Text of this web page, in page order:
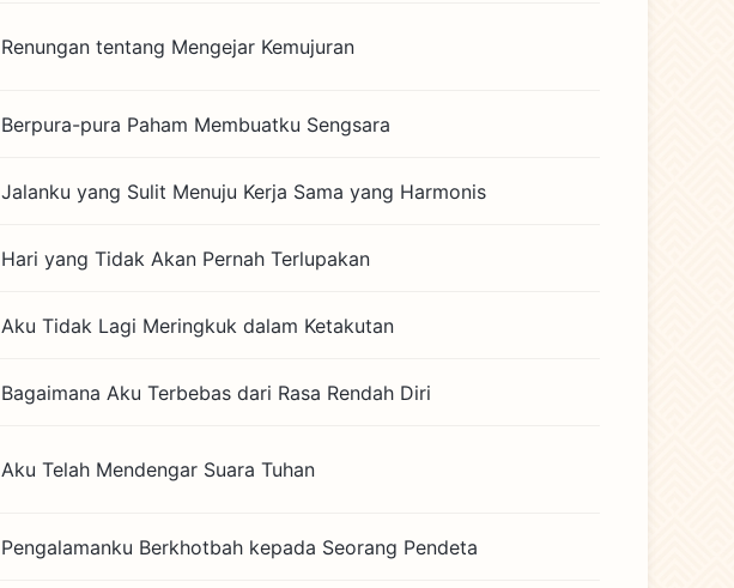
Renungan tentang Mengejar Kemujuran
Berpura-pura Paham Membuatku Sengsara
Jalanku yang Sulit Menuju Kerja Sama yang Harmonis
Hari yang Tidak Akan Pernah Terlupakan
Aku Tidak Lagi Meringkuk dalam Ketakutan
Bagaimana Aku Terbebas dari Rasa Rendah Diri
Aku Telah Mendengar Suara Tuhan
Pengalamanku Berkhotbah kepada Seorang Pendeta